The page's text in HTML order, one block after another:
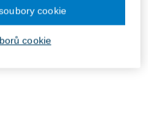
způsoby, některé
o tom, jakým způsobem je
cookie
cookie